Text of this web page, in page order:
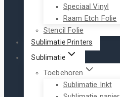
Speciaal Vinyl
Raam Etch Folie
Stencil Folie
Sublimatie Printers
Sublimatie
Toebehoren
Sublimatie Inkt